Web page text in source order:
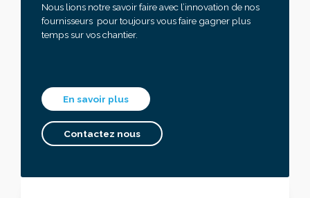
Nous lions notre savoir faire avec l’innovation de nos
fournisseurs pour toujours vous faire gagner plus
temps sur vos chantier.
En savoir plus
Contactez nous